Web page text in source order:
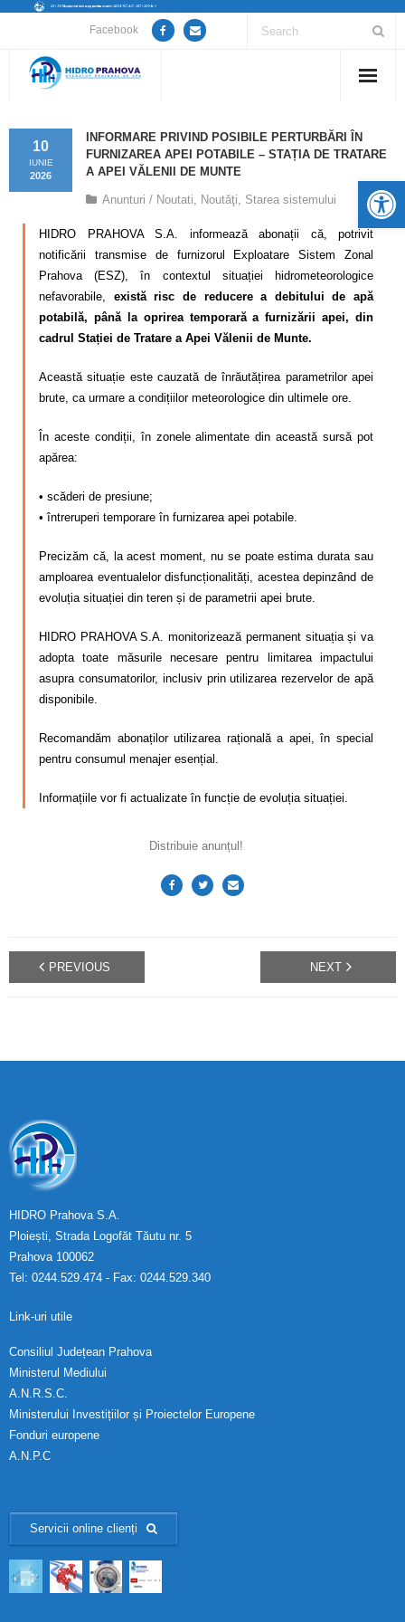
Facebook
Despre noi
Anunțuri lucrări / opriri apă
Informații de interes public
Comunicare
Contact
INFORMARE PRIVIND POSIBILE PERTURBĂRI ÎN
FURNIZAREA APEI POTABILE – STAȚIA DE TRATARE
A APEI VĂLENII DE MUNTE
10
IUNIE
2026
Anunturi / Noutati, Noutăţi, Starea sistemului
HIDRO PRAHOVA S.A. informează abonații că, potrivit
notificării transmise de furnizorul Exploatare Sistem Zonal
Prahova (ESZ), în contextul situației hidrometeorologice
nefavorabile, există risc de reducere a debitului de apă
potabilă, până la oprirea temporară a furnizării apei, din
cadrul Stației de Tratare a Apei Vălenii de Munte.
Această situație este cauzată de înrăutățirea parametrilor apei
brute, ca urmare a condițiilor meteorologice din ultimele ore.
În aceste condiții, în zonele alimentate din această sursă pot
apărea:
• scăderi de presiune;
• întreruperi temporare în furnizarea apei potabile.
Precizăm că, la acest moment, nu se poate estima durata sau
amploarea eventualelor disfuncționalități, acestea depinzând de
evoluția situației din teren și de parametrii apei brute.
HIDRO PRAHOVA S.A. monitorizează permanent situația și va
adopta toate măsurile necesare pentru limitarea impactului
asupra consumatorilor, inclusiv prin utilizarea rezervelor de apă
disponibile.
Recomandăm abonaților utilizarea rațională a apei, în special
pentru consumul menajer esențial.
Informațiile vor fi actualizate în funcție de evoluția situației.
Distribuie anunțul!
PREVIOUS NEXT
HIDRO Prahova S.A.
Ploiești, Strada Logofăt Tăutu nr. 5
Prahova 100062
Tel: 0244.529.474 - Fax: 0244.529.340
Link-uri utile
Consiliul Județean Prahova
Ministerul Mediului
A.N.R.S.C.
Ministerului Investițiilor și Proiectelor Europene
Fonduri europene
A.N.P.C
Servicii online clienți